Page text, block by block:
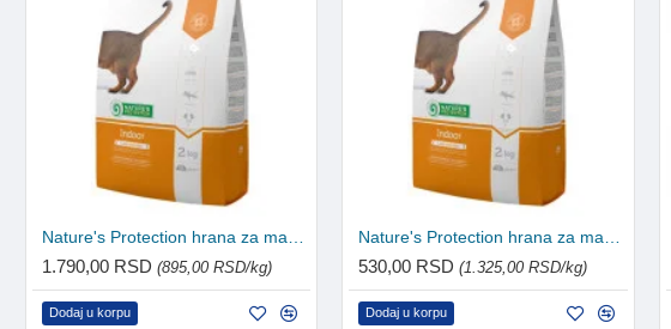
Nature's Protection hrana za mačke Adult - Indoor 2kg
1.790,00 RSD (895,00 RSD/kg)
Dodaj u korpu
Nature's Protection hrana za mačke Adult - Indoor 400g
530,00 RSD(1.325,00 RSD/kg)
Dodaj u korpu